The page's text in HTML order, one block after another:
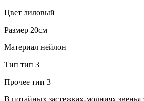
Цвет лиловый
Размер 20см
Материал нейлон
Тип тип 3
Прочее тип 3
В потайных застежках-молниях звенья